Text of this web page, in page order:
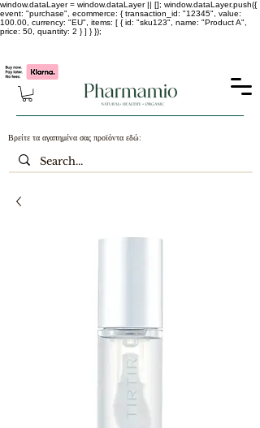
window.dataLayer = window.dataLayer || []; window.dataLayer.push({
event: "purchase", ecommerce: { transaction_id: "12345", value:
100.00, currency: "EU", items: [ { id: "sku123", name: "Product A",
price: 50, quantity: 2 } ] } });
Βρείτε τα αγαπημένα σας προϊόντα εδώ: